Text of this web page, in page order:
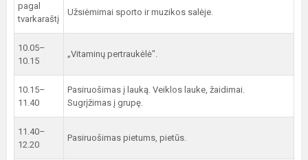
pagal
tvarkaraštį
Užsiėmimai sporto ir muzikos salėje.
10.05–
10.15
„Vitaminų pertraukėlė".
10.15–
11.40
Pasiruošimas į lauką. Veiklos lauke, žaidimai.
Sugrįžimas į grupę.
11.40–
12.20
Pasiruošimas pietums, pietūs.